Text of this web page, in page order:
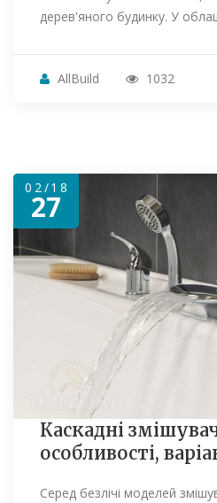
дерев'яного будинку. У
AllBuild 1032
02/18
27
Каскадні
особливості,
Серед безлічі моделей